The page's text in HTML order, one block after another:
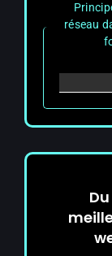
réseau